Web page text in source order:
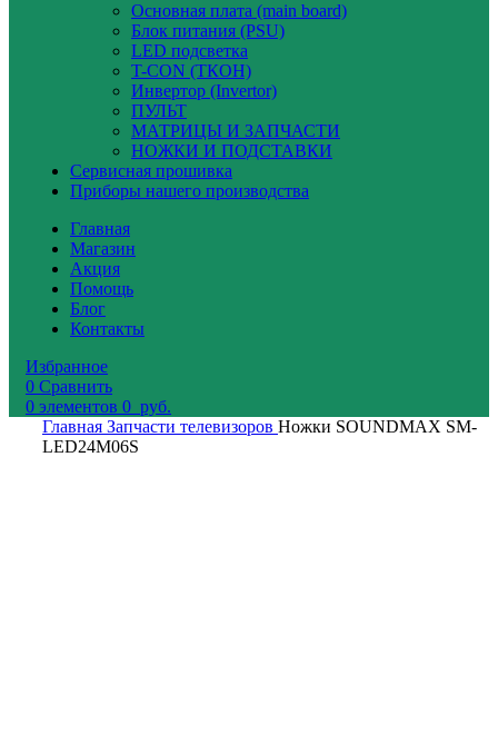
Основная плата (main board)
Блок питания (PSU)
LED подсветка
T-CON (ТКОН)
Инвертор (Invertor)
ПУЛЬТ
МАТРИЦЫ И ЗАПЧАСТИ
НОЖКИ И ПОДСТАВКИ
Сервисная прошивка
Приборы нашего производства
Главная
Магазин
Акция
Помощь
Блог
Контакты
Избранное
0 Сравнить
0 элементов 0 руб.
Главная Запчасти телевизоров Ножки SOUNDMAX SM-
LED24M06S